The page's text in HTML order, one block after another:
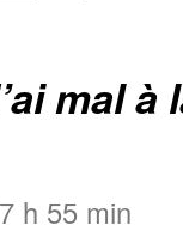
mal à
h 55 min